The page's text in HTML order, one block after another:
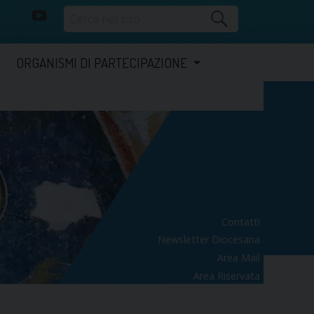
ORGANISMI DI PARTECIPAZIONE
Contatti
Newsletter Diocesana
Area Mail
Area Riservata